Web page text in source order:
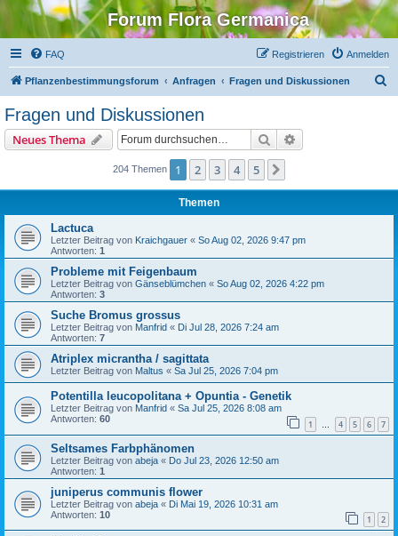
Forum Flora Germanica
FAQ Anmelden
Registrieren
Pflanzenbestimmungsforum Anfragen Fragen und Diskussionen
Fragen und Diskussionen
Neues Thema Suche
204 Themen 1 2 3 4 5
Themen
Lactuca
Letzter Beitrag von Kraichgauer « So Aug 02, 2026 9:47 pm
Antworten: 1
Probleme mit Feigenbaum
Letzter Beitrag von Gänseblümchen « So Aug 02, 2026 4:22 pm
Antworten: 3
Suche Bromus grossus
Letzter Beitrag von Manfrid « Di Jul 28, 2026 7:24 am
Antworten: 7
Atriplex micrantha / sagittata
Letzter Beitrag von Maltus « Sa Jul 25, 2026 7:04 pm
Potentilla leucopolitana + Opuntia - Genetik
Letzter Beitrag von Manfrid « Sa Jul 25, 2026 8:08 am
Antworten: 60 1 … 4 5 6 7
Seltsames Farbphänomen
Letzter Beitrag von abeja « Do Jul 23, 2026 12:50 am
Antworten: 1
juniperus communis flower
Letzter Beitrag von abeja « Di Mai 19, 2026 10:31 am
Antworten: 10 1 2